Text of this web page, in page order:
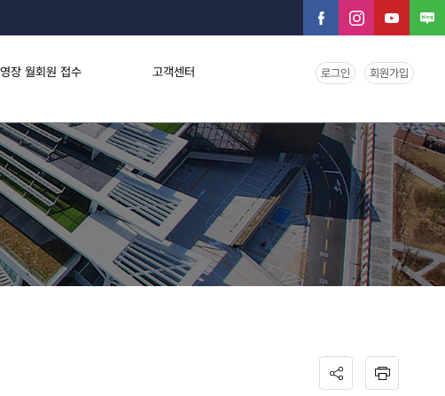
장 월회원 접수 고객센터 로그인 회원가입